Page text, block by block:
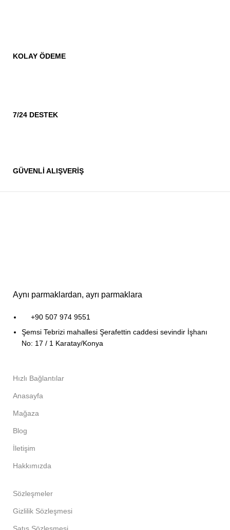
KOLAY ÖDEME
7/24 DESTEK
GÜVENLİ ALIŞVERİŞ
Aynı parmaklardan, ayrı parmaklara
+90 507 974 9551
Şemsi Tebrizi mahallesi Şerafettin caddesi sevindir İşhanı
No: 17 / 1 Karatay/Konya
Hızlı Bağlantılar
Anasayfa
Mağaza
Blog
İletişim
Hakkımızda
Sözleşmeler
Gizlilik Sözleşmesi